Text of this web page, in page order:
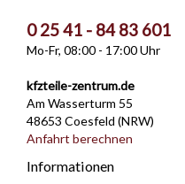
0 25 41 - 84 83 601
Mo-Fr, 08:00 - 17:00 Uhr
kfzteile-zentrum.de
Am Wasserturm 55
48653 Coesfeld (NRW)
Anfahrt berechnen
Informationen